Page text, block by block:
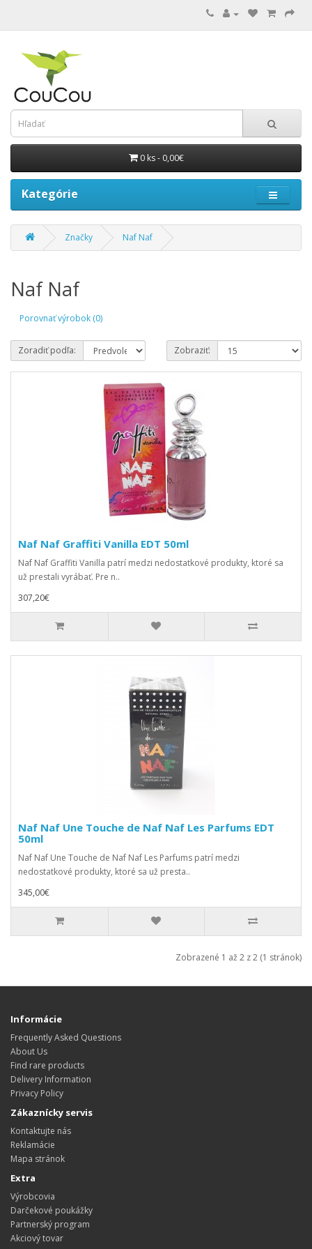
0 ks - 0,00€
Kategórie
Značky Naf Naf
Naf Naf
Porovnať výrobok (0)
Zoradiť podľa: Zobraziť:
Naf Naf Graffiti Vanilla EDT 50ml
Naf Naf Graffiti Vanilla patrí medzi nedostatkové produkty, ktoré sa
už prestali vyrábať. Pre n..
307,20€
Naf Naf Une Touche de Naf Naf Les Parfums EDT
50ml
Naf Naf Une Touche de Naf Naf Les Parfums patrí medzi
nedostatkové produkty, ktoré sa už presta..
345,00€
Zobrazené 1 až 2 z 2 (1 stránok)
Informácie
Frequently Asked Questions
About Us
Find rare products
Delivery Information
Privacy Policy
Zákaznícky servis
Kontaktujte nás
Reklamácie
Mapa stránok
Extra
Výrobcovia
Darčekové poukážky
Partnerský program
Akciový tovar